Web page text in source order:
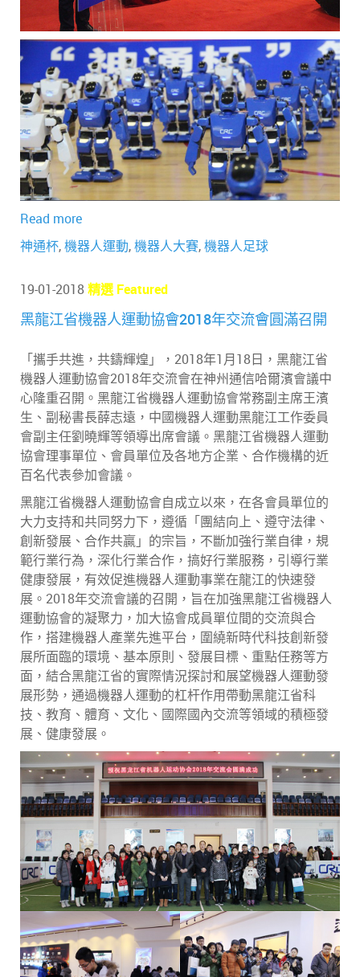
Read more
神通杯,機器人運動,機器人大賽,機器人足球
19-01-2018精選 Featured
黑龍江省機器人運動協會2018年交流會圓滿召開
「攜手共進，共鑄輝煌」，2018年1月18日，黑龍江省
機器人運動協會2018年交流會在神州通信哈爾濱會議中
心隆重召開。黑龍江省機器人運動協會常務副主席王濱
生、副秘書長薛志遠，中國機器人運動黑龍江工作委員
會副主任劉曉輝等領導出席會議。黑龍江省機器人運動
協會理事單位、會員單位及各地方企業、合作機構的近
百名代表參加會議。
黑龍江省機器人運動協會自成立以來，在各會員單位的
大力支持和共同努力下，遵循「團結向上、遵守法律、
創新發展、合作共贏」的宗旨，不斷加強行業自律，規
範行業行為，深化行業合作，搞好行業服務，引導行業
健康發展，有效促進機器人運動事業在龍江的快速發
展。2018年交流會議的召開，旨在加強黑龍江省機器人
運動協會的凝聚力，加大協會成員單位間的交流與合
作，搭建機器人產業先進平台，圍繞新時代科技創新發
展所面臨的環境、基本原則、發展目標、重點任務等方
面，結合黑龍江省的實際情況探討和展望機器人運動發
展形勢，通過機器人運動的杠杆作用帶動黑龍江省科
技、教育、體育、文化、國際國內交流等領域的積極發
展、健康發展。